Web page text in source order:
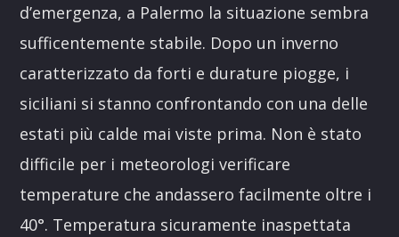
d’emergenza, a Palermo la situazione sembra
sufficentemente stabile. Dopo un inverno
caratterizzato da forti e durature piogge, i
siciliani si stanno confrontando con una delle
estati più calde mai viste prima. Non è stato
difficile per i meteorologi verificare
temperature che andassero facilmente oltre i
40°. Temperatura sicuramente inaspettata